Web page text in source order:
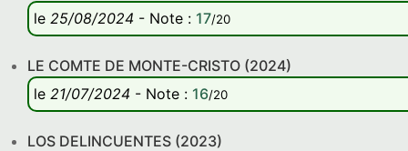
le 25/08/2024 - Note : 17/20
LE COMTE DE MONTE-CRISTO (2024)
le 21/07/2024 - Note : 16/20
LOS DELINCUENTES (2023)